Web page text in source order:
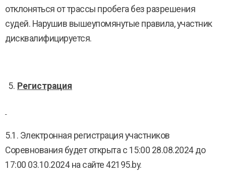
отклоняться от трассы пробега без разрешения
судей. Нарушив вышеупомянутые правила, участник
дисквалифицируется.
Регистрация
5.1. Электронная регистрация участников
Соревнования будет открыта с 15:00 28.08.2024 до
17:00 03.10.2024 на сайте 42195.by.